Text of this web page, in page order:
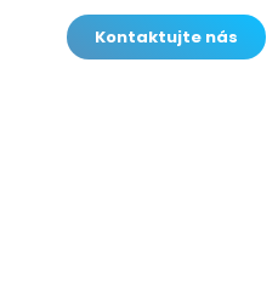
Kontaktujte nás